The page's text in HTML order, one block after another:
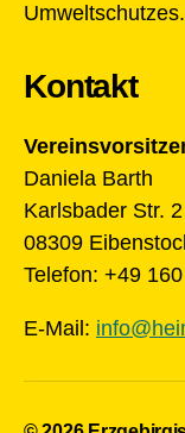
Umweltschutzes.
Kontakt
Daniela Barth
Karlsbader Str. 2
08309
Telefon: +49
E-Mail: